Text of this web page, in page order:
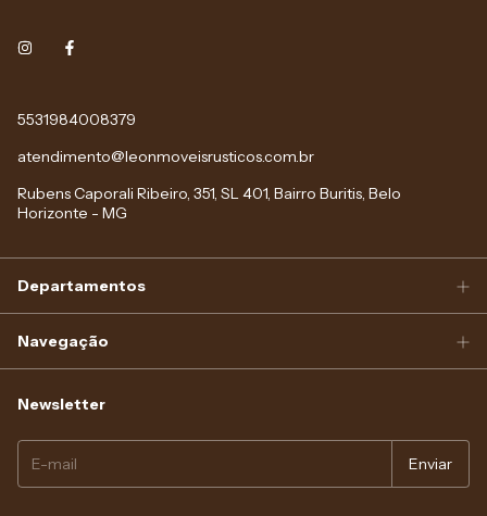
5531984008379
atendimento@leonmoveisrusticos.com.br
Rubens Caporali Ribeiro, 351, SL 401, Bairro Buritis, Belo
Horizonte - MG
Departamentos
Navegação
Newsletter